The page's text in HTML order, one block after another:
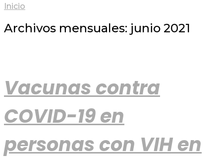
Inicio
Archivos mensuales: junio 2021
Vacunas contra
COVID-19 en
personas con VIH en